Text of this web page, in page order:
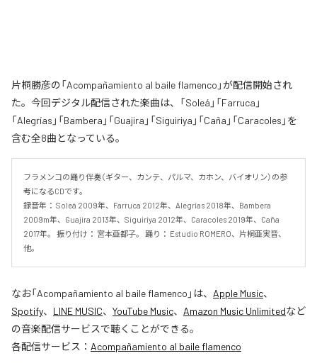
片桐勝彦の「Acompañamiento al baile flamenco」が配信開始され
た。今回デジタル配信された楽曲は、「Soleá」「Farruca」
「Alegrías」「Bambera」「Guajira」「Siguiriya」「Caña」「Caracoles」を
含む全8曲となっている。
フラメンコの踊り伴奏（ギター、カンテ、パルマ、カホン、バイオリン）の参
考になるCDです。
録音年： Soleá 2009年、Farruca 2012年、Alegrías 2018年、Bambera
2009m年、Guajira 2013年、Siguiriya 2012年、Caracoles 2019年、Caña
2017年。 振り付け： 宮本亜都子。 踊り： Estudio ROMERO、片桐亜実音、
他。
なお「Acompañamiento al baile flamenco 」は、 Apple Music、
Spotify、 LINE MUSIC、 YouTube Music、 Amazon Music Unlimitedなど
の音楽配信サービスで聴くことができる。
各配信サービス： Acompañamiento al baile flamenco